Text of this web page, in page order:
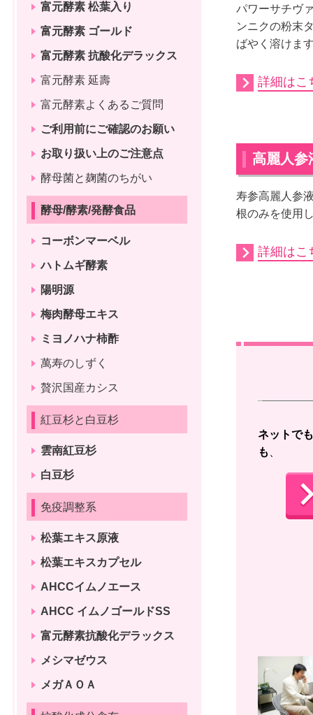
パワーサチヴ
ンニクの粉末
ばやく溶けま
詳細はこ
高麗人参
寿参高麗人参
根のみを使用
詳細はこ
ネットで
も
富元酵素 松葉入り
富元酵素 ゴールド
富元酵素 抗酸化デラックス
富元酵素 延壽
富元酵素よくあるご質問
ご利用前にご確認のお願い
お取り扱い上のご注意点
酵母菌と麹菌のちがい
酵母/酵素/発酵食品
コーボンマーベル
ハトムギ酵素
陽明源
梅肉酵母エキス
ミヨノハナ柿酢
萬寿のしずく
贅沢国産カシス
紅豆杉と白豆杉
雲南紅豆杉
白豆杉
免疫調整系
松葉エキス原液
松葉エキスカプセル
AHCCイムノエース
AHCC イムノゴールドSS
富元酵素抗酸化デラックス
メシマゼウス
メガＡＯＡ